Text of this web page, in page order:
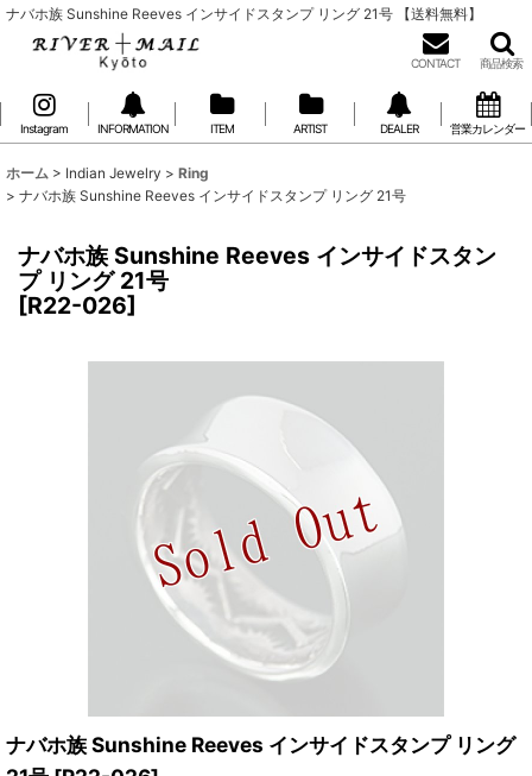
ナバホ族 Sunshine Reeves インサイドスタンプ リング 21号 【送料無料】
CONTACT 商品検索
Instagram INFORMATION ITEM ARTIST DEALER 営業カレンダー
ホーム > Indian Jewelry > Ring
> ナバホ族 Sunshine Reeves インサイドスタンプ リング 21号
ナバホ族 Sunshine Reeves インサイドスタン
プ リング 21号
[R22-026]
ナバホ族 Sunshine Reeves インサイドスタンプ リング